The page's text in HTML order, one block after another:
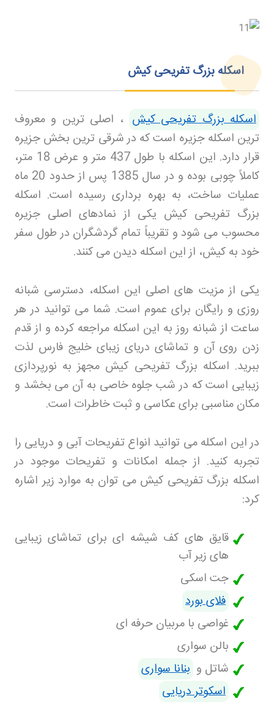
اسکله بزرگ تفریحی کیش
اسکله بزرگ تفریحی کیش ، اصلی ترین و معروف
ترین اسکله جزیره است که در شرقی ترین بخش جزیره
قرار دارد. این اسکله با طول 437 متر و عرض 18 متر،
کاملاً چوبی بوده و در سال 1385 پس از حدود 20 ماه
عملیات ساخت، به بهره برداری رسیده است. اسکله
بزرگ تفریحی کیش یکی از نمادهای اصلی جزیره
محسوب می شود و تقریباً تمام گردشگران در طول سفر
خود به کیش، از این اسکله دیدن می کنند.
یکی از مزیت های اصلی این اسکله، دسترسی شبانه
روزی و رایگان برای عموم است. شما می توانید در هر
ساعت از شبانه روز به این اسکله مراجعه کرده و از قدم
زدن روی آن و تماشای دریای زیبای خلیج فارس لذت
ببرید. اسکله بزرگ تفریحی کیش مجهز به نورپردازی
زیبایی است که در شب جلوه خاصی به آن می بخشد و
مکان مناسبی برای عکاسی و ثبت خاطرات است.
در این اسکله می توانید انواع تفریحات آبی و دریایی را
تجربه کنید. از جمله امکانات و تفریحات موجود در
اسکله بزرگ تفریحی کیش می توان به موارد زیر اشاره
کرد:
قایق های کف شیشه ای برای تماشای زیبایی
های زیر آب
جت اسکی
فلای بورد
غواصی با مربیان حرفه ای
بالن سواری
شاتل و بنانا سواری
اسکوتر دریایی